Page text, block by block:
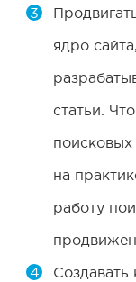
ядро
статьи.
поисковых
на
работу
Создавать